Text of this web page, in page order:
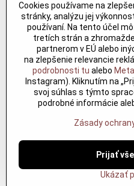
Nákup nad
150€ a máte
dopravu
zdarma.
Produkty
skladom do
24h. Sú
doma.
Arbortech
Každy
produkt je
vytvoreny
pre
konkretný
účel. Záruka
kvality v
každom
Cookies používame na
stránky, analýzu jej
používaní. Na tento účel
tretích strán a
partnerom v EÚ alebo
na zlepšenie relevancie
podrobnosti tu alebo
Instagram). Kliknutím na
svoj súhlas s týmto
podrobné informácie
Zásady
Ukázať
Prijať